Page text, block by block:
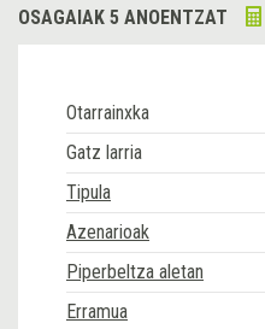
OSAGAIAK 5 ANOENTZAT
Otarrainxka
Gatz larria
Tipula
Azenarioak
Piperbeltza aletan
Erramua